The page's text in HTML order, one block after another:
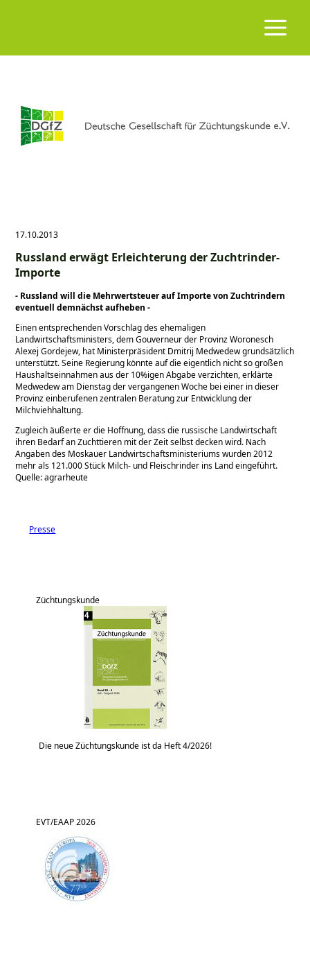
17.10.2013
Russland erwägt Erleichterung der Zuchtrinder-
Importe
- Russland will die Mehrwertsteuer auf Importe von Zuchtrindern
eventuell demnächst aufheben -
Einen entsprechenden Vorschlag des ehemaligen
Landwirtschaftsministers, dem Gouverneur der Provinz Woronesch
Alexej Gordejew, hat Ministerpräsident Dmitrij Medwedew grundsätzlich
unterstützt. Seine Regierung könnte auf die eigentlich nicht so großen
Haushaltseinnahmen aus der 10%igen Abgabe verzichten, erklärte
Medwedew am Dienstag der vergangenen Woche bei einer in dieser
Provinz einberufenen zentralen Beratung zur Entwicklung der
Milchviehhaltung.
Zugleich äußerte er die Hoffnung, dass die russische Landwirtschaft
ihren Bedarf an Zuchttieren mit der Zeit selbst decken wird. Nach
Angaben des Moskauer Landwirtschaftsministeriums wurden 2012
mehr als 121.000 Stück Milch- und Fleischrinder ins Land eingeführt.
Quelle: agrarheute
Presse
Züchtungskunde
Die neue Züchtungskunde ist da Heft 4/2026!
EVT/EAAP 2026